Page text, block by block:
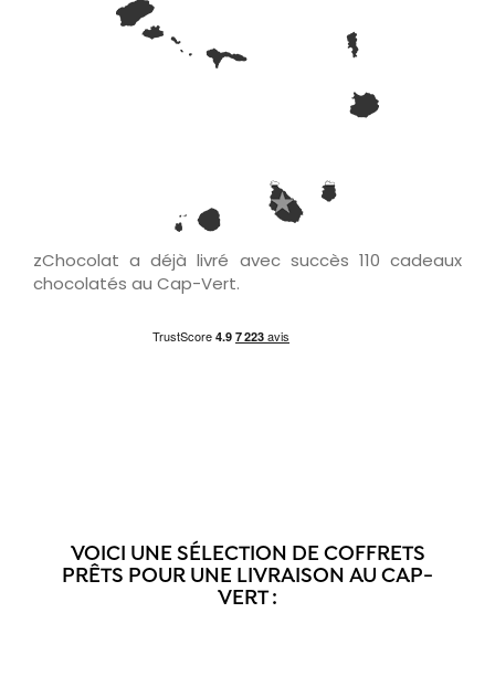
zChocolat a déjà livré avec succès 110 cadeaux
chocolatés au Cap-Vert.
VOICI UNE SÉLECTION DE COFFRETS
PRÊTS POUR UNE LIVRAISON AU CAP-
VERT :